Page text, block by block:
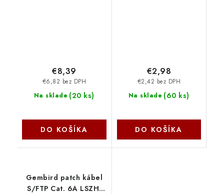
Na sklade (20 ks)
€6,82 bez DPH
€8,39
DO KOŠÍKA
Na sklade (60 ks)
€2,42 bez DPH
€2,98
DO KOŠÍKA
Gembird patch kábel
S/FTP Cat. 6A LSZH,